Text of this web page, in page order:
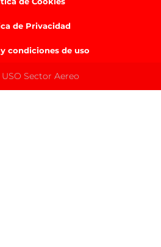
de Privacidad
condiciones de uso
Sector Aereo